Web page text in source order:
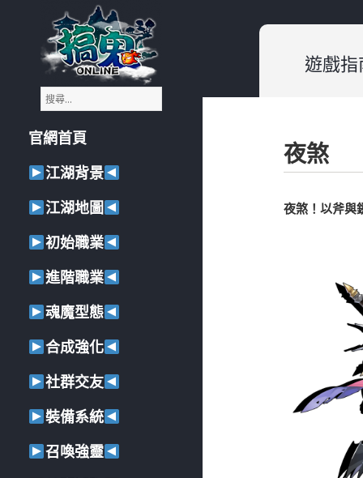
《搞鬼Online》遊戲小百科
搜
尋
鍵
:
官網首頁
江湖背景
江湖地圖
初始職業
進階職業
魂魔型態
合成強化
社群交友
裝備系統
召喚強靈
遊戲指
夜煞
夜煞！以斧與